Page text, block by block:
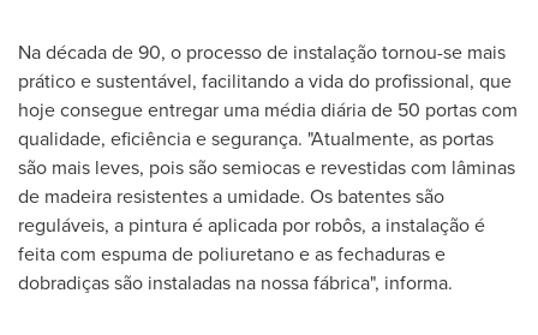
Na década de 90, o processo de instalação tornou-se mais
prático e sustentável, facilitando a vida do profissional, que
hoje consegue entregar uma média diária de 50 portas com
qualidade, eficiência e segurança. "Atualmente, as portas
são mais leves, pois são semiocas e revestidas com lâminas
de madeira resistentes a umidade. Os batentes são
reguláveis, a pintura é aplicada por robôs, a instalação é
feita com espuma de poliuretano e as fechaduras e
dobradiças são instaladas na nossa fábrica", informa.